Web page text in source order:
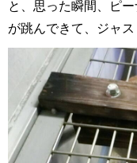
と、思った瞬間、ピ
が跳んできて、ジャ